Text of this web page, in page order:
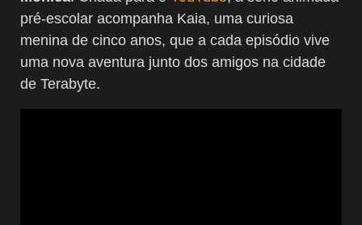
pré-escolar acompanha Kaia, uma curiosa
menina de cinco anos, que a cada episódio vive
uma nova aventura junto dos amigos na cidade
de Terabyte.